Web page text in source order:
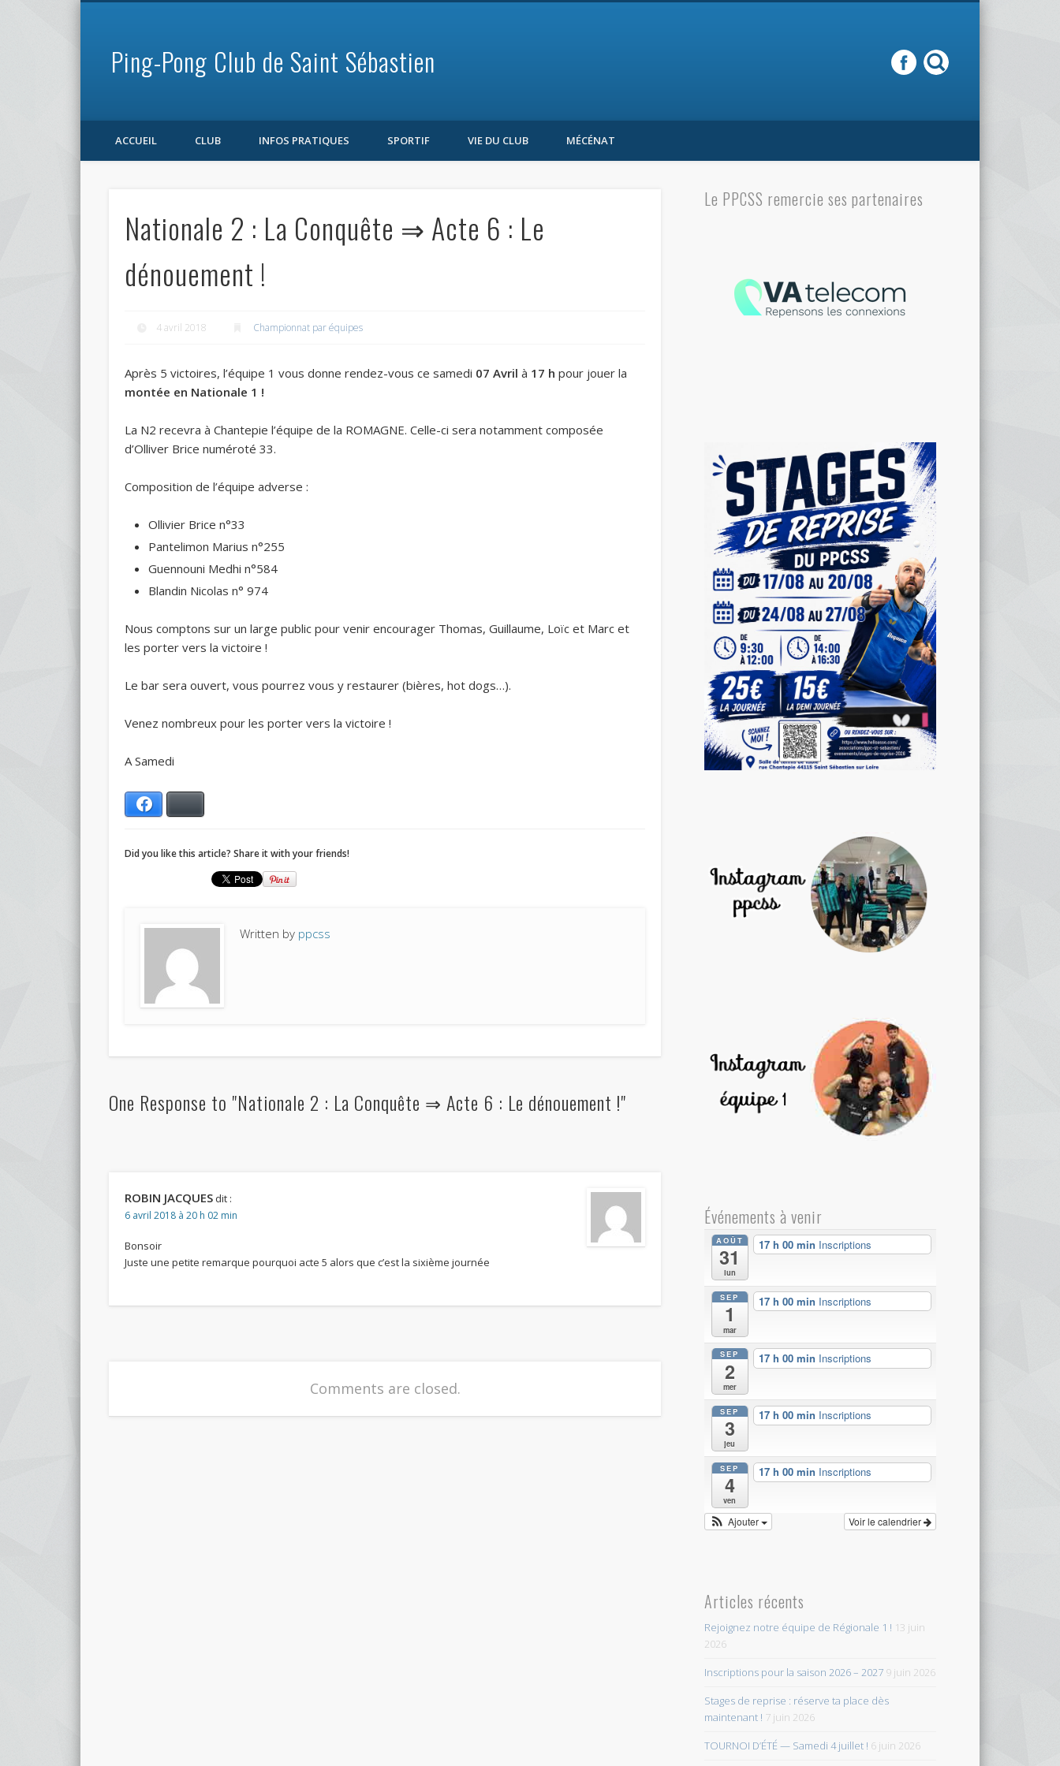
Ping-Pong Club de Saint Sébastien
Facebook
ACCUEIL CLUB INFOS PRATIQUES SPORTIF VIE DU CLUB MÉCÉNAT
Nationale 2 : La Conquête ⇒ Acte 6 : Le
dénouement !
4 avril 2018 Championnat par équipes
Après 5 victoires, l’équipe 1 vous donne rendez-vous ce samedi 07 Avril à 17 h pour jouer la
montée en Nationale 1 !
La N2 recevra à Chantepie l’équipe de la ROMAGNE. Celle-ci sera notamment composée
d’Olliver Brice numéroté 33.
Composition de l’équipe adverse :
Ollivier Brice n°33
Pantelimon Marius n°255
Guennouni Medhi n°584
Blandin Nicolas n° 974
Nous comptons sur un large public pour venir encourager Thomas, Guillaume, Loïc et Marc et
les porter vers la victoire !
Le bar sera ouvert, vous pourrez vous y restaurer (bières, hot dogs…).
Venez nombreux pour les porter vers la victoire !
A Samedi
Did you like this article? Share it with your friends!
Written by ppcss
One Response to "Nationale 2 : La Conquête ⇒ Acte 6 : Le dénouement !"
ROBIN JACQUES dit :
6 avril 2018 à 20 h 02 min
Bonsoir
Juste une petite remarque pourquoi acte 5 alors que c’est la sixième journée
Comments are closed.
Le PPCSS remercie ses partenaires
Événements à venir
AOÛT
31
lun
17 h 00 min Inscriptions
SEP
1
mar
17 h 00 min Inscriptions
SEP
2
mer
17 h 00 min Inscriptions
SEP
3
jeu
17 h 00 min Inscriptions
SEP
4
ven
17 h 00 min Inscriptions
Voir le calendrier
Ajouter
Articles récents
Rejoignez notre équipe de Régionale 1 ! 13 juin
2026
Inscriptions pour la saison 2026 – 2027 9 juin 2026
Stages de reprise : réserve ta place dès
maintenant ! 7 juin 2026
TOURNOI D’ÉTÉ — Samedi 4 juillet ! 6 juin 2026